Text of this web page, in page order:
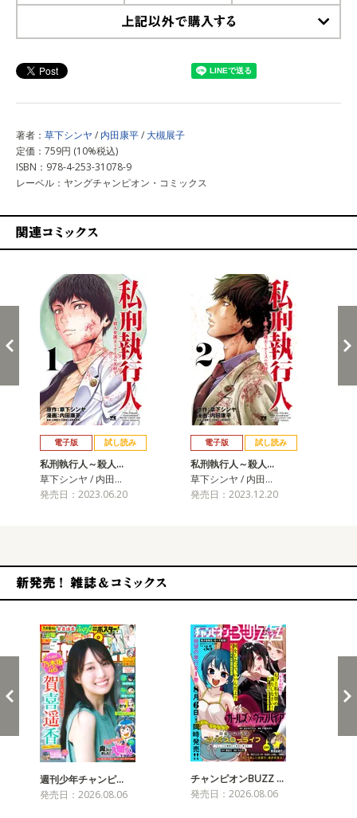
著者： 草下シンヤ / 内田康平/大槻展子
定価：759円 (10%税込)
ISBN：978-4-253-31078-9
レーベル：ヤングチャンピオン・コミックス
電子版 試し読み
私刑執行人～殺人…
草下シンヤ / 内田…
発売日：2023.06.20
電子版 試し読み
私刑執行人～殺人…
草下シンヤ / 内田…
発売日：2023.12.20
週刊少年チャンピ…
発売日：2026.08.06
チャンピオンBUZZ …
発売日：2026.08.06